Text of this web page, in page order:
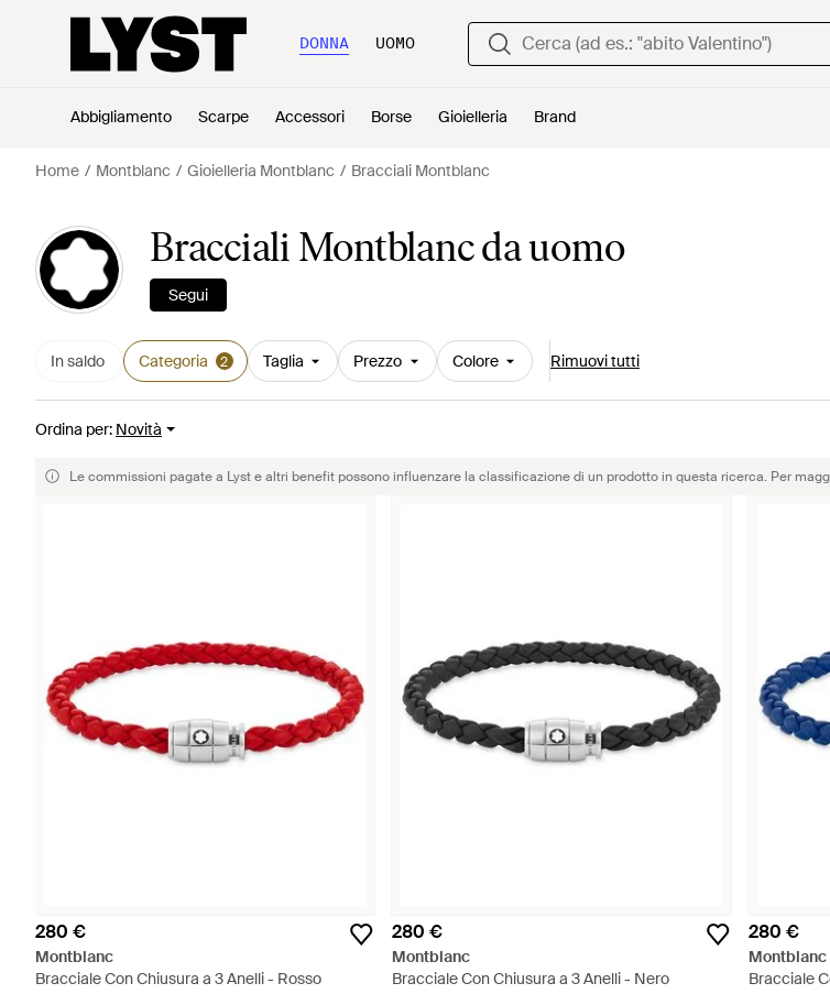
DONNA UOMO
Abbigliamento Scarpe Accessori Borse Gioielleria Brand
Home Montblanc Gioielleria Montblanc Bracciali Montblanc
Bracciali Montblanc da uomo
Segui
In saldo Categoria 2 Taglia Prezzo Colore Rimuovi tutti
Ordina per: Novità
Le commissioni pagate a Lyst e altri benefit possono influenzare la classificazione di un prodotto in questa ricerca. Per
280 €
Montblanc
Bracciale Con Chiusura a 3 Anelli - Rosso
280 €
Montblanc
Bracciale Con Chiusura a 3 Anelli - Nero
280 €
Montblanc
Bracciale